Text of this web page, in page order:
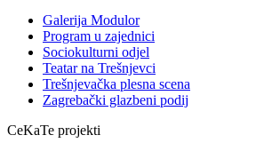
Galerija Modulor
Program u zajednici
Sociokulturni odjel
Teatar na Trešnjevci
Trešnjevačka plesna scena
Zagrebački glazbeni podij
CeKaTe projekti